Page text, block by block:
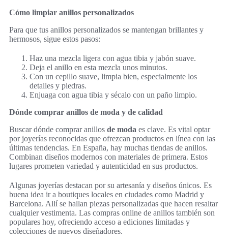
Cómo limpiar anillos personalizados
Para que tus anillos personalizados se mantengan brillantes y
hermosos, sigue estos pasos:
Haz una mezcla ligera con agua tibia y jabón suave.
Deja el anillo en esta mezcla unos minutos.
Con un cepillo suave, limpia bien, especialmente los
detalles y piedras.
Enjuaga con agua tibia y sécalo con un paño limpio.
Dónde comprar anillos de moda y de calidad
Buscar dónde comprar anillos de moda es clave. Es vital optar
por joyerías reconocidas que ofrezcan productos en línea con las
últimas tendencias. En España, hay muchas tiendas de anillos.
Combinan diseños modernos con materiales de primera. Estos
lugares prometen variedad y autenticidad en sus productos.
Algunas joyerías destacan por su artesanía y diseños únicos. Es
buena idea ir a boutiques locales en ciudades como Madrid y
Barcelona. Allí se hallan piezas personalizadas que hacen resaltar
cualquier vestimenta. Las compras online de anillos también son
populares hoy, ofreciendo acceso a ediciones limitadas y
colecciones de nuevos diseñadores.